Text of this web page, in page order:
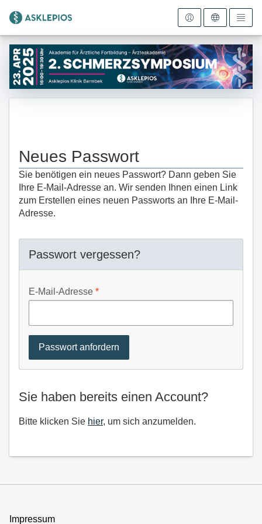
Zur Startseite
Neues Passwort
Sie benötigen ein neues Passwort? Dann geben Sie
Ihre E-Mail-Adresse an. Wir senden Ihnen einen Link
zum Erstellen eines neuen Passworts an Ihre E-Mail-
Adresse.
Passwort vergessen?
E-Mail-Adresse
Sie haben bereits einen Account?
Bitte klicken Sie hier, um sich anzumelden.
Impressum